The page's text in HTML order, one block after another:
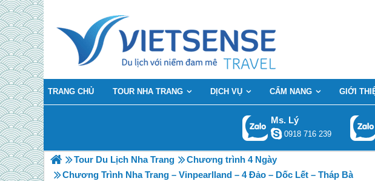
TRANG CHỦ TOUR NHA TRANG DỊCH VỤ CẨM NANG GIỚI
Ms. Lý
0918 716 239
Tour Du Lịch Nha Trang
Chương trình 4 Ngày
Chương Trình Nha Trang – Vinpearlland – 4 Đảo – Dốc Lết – Tháp Bà